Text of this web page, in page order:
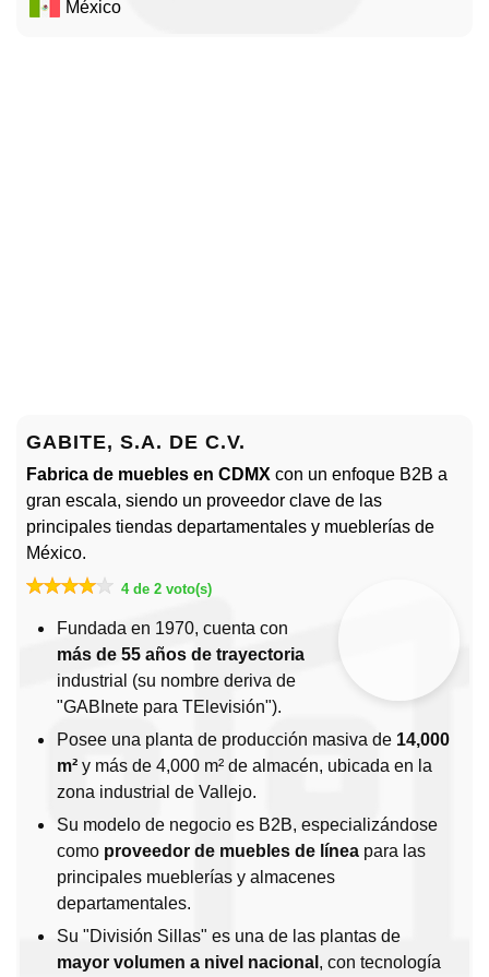
México
GABITE, S.A. DE C.V.
Fabrica de muebles en CDMX con un enfoque B2B a
gran escala, siendo un proveedor clave de las
principales tiendas departamentales y mueblerías de
México.
4 de 2 voto(s)
Fundada en 1970, cuenta con
más de 55 años de trayectoria
industrial (su nombre deriva de
"GABInete para TElevisión").
Posee una planta de producción masiva de 14,000
m² y más de 4,000 m² de almacén, ubicada en la
zona industrial de Vallejo.
Su modelo de negocio es B2B, especializándose
como proveedor de muebles de línea para las
principales mueblerías y almacenes
departamentales.
Su "División Sillas" es una de las plantas de
mayor volumen a nivel nacional , con tecnología